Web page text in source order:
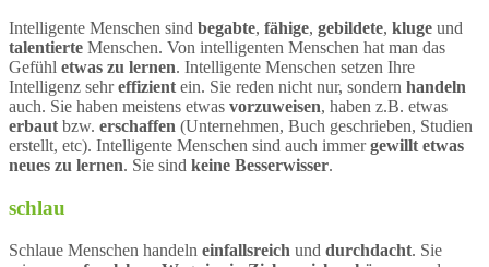
Intelligente Menschen sind begabte, fähige, gebildete, kluge und
talentierte Menschen. Von intelligenten Menschen hat man das
Gefühl etwas zu lernen. Intelligente Menschen setzen Ihre
Intelligenz sehreffizient ein. Sie reden nicht nur, sondern handeln
auch. Sie haben meistens etwas vorzuweisen, haben z.B. etwas
erbaut bzw. erschaffen (Unternehmen, Buch geschrieben, Studien
erstellt, etc). Intelligente Menschen sind auch immergewillt etwas
neues zu lernen. Sie sind keine Besserwisser.
schlau
Schlaue Menschen handeln einfallsreich und durchdacht. Sie